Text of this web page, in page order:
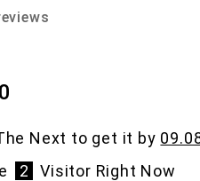
Next to get it by
2 Visitor Right Now